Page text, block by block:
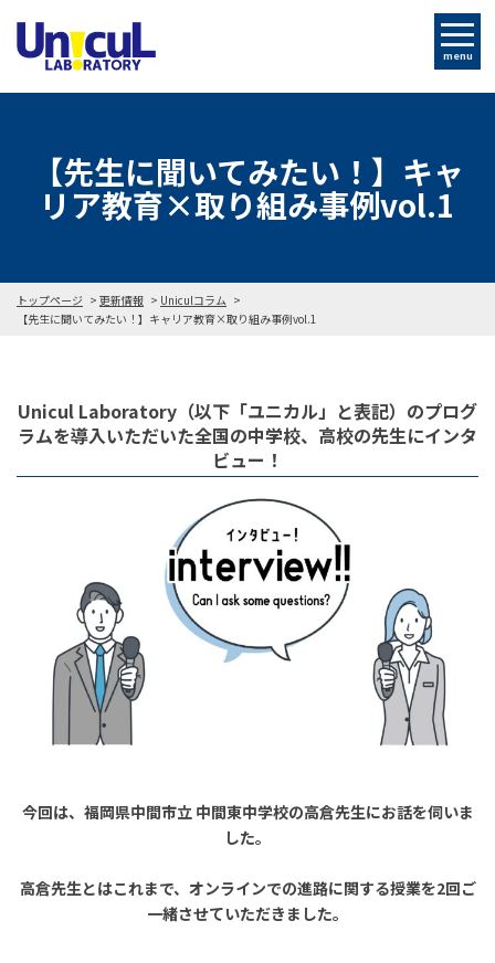
menu
【先生に聞いてみたい！】キャ
リア教育×取り組み事例vol.1
トップページ 更新情報
Uniculコラム
【先生に聞いてみたい！】キャリア教育×取り組み事例vol.1
Unicul Laboratory（以下「ユニカル」と表記）のプログ
ラムを導入いただいた全国の中学校、高校の先生にインタ
ビュー！
今回は、福岡県中間市立 中間東中学校の高倉先生にお話を伺いま
した。
高倉先生とはこれまで、オンラインでの進路に関する授業を2回ご
一緒させていただきました。